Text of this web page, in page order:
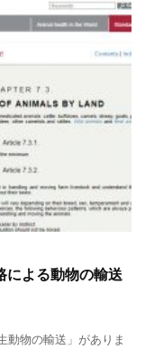
による動物の輸送
動物の輸送」がありま